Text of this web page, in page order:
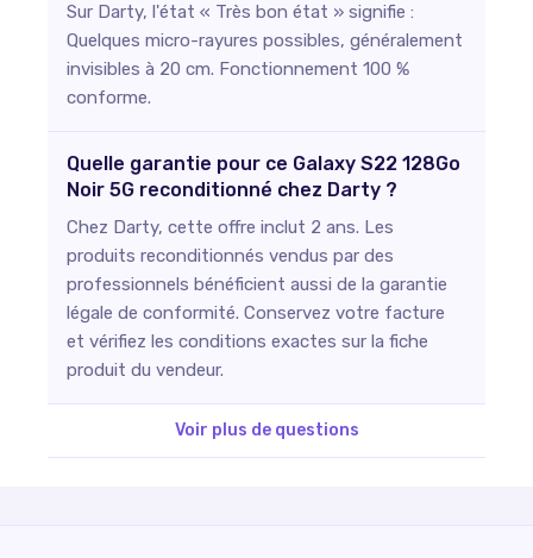
Sur Darty, l'état « Très bon état » signifie :
Quelques micro-rayures possibles, généralement
invisibles à 20 cm. Fonctionnement 100 %
conforme.
Quelle garantie pour ce Galaxy S22 128Go
Noir 5G reconditionné chez Darty ?
Chez Darty, cette offre inclut 2 ans. Les
produits reconditionnés vendus par des
professionnels bénéficient aussi de la garantie
légale de conformité. Conservez votre facture
et vérifiez les conditions exactes sur la fiche
produit du vendeur.
Voir plus de questions